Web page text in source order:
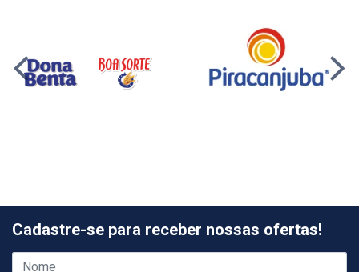
Cadastre-se para receber nossas ofertas!